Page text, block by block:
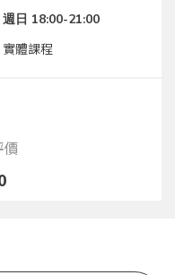
週日 18:00-21:00
實體課程